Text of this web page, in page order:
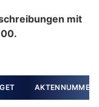
mit
AKTENNUMMER